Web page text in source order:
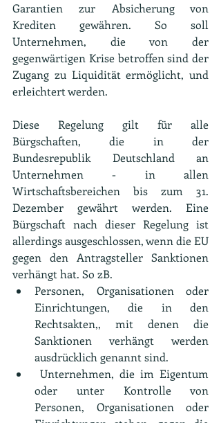
Garantien zur Absicherung von
Krediten gewähren. So soll
Unternehmen, die von der
gegenwärtigen Krise betroffen sind der
Zugang zu Liquidität ermöglicht, und
erleichtert werden.
Diese Regelung gilt für alle
Bürgschaften, die in der
Bundesrepublik Deutschland an
Unternehmen - in allen
Wirtschaftsbereichen bis zum 31.
Dezember gewährt werden. Eine
Bürgschaft nach dieser Regelung ist
allerdings ausgeschlossen, wenn die EU
gegen den Antragsteller Sanktionen
verhängt hat. So zB.
Personen, Organisationen oder
Einrichtungen, die in den
Rechtsakten,, mit denen die
Sanktionen verhängt werden
ausdrücklich genannt sind.
oder unter Kontrolle von
Personen, Organisationen oder